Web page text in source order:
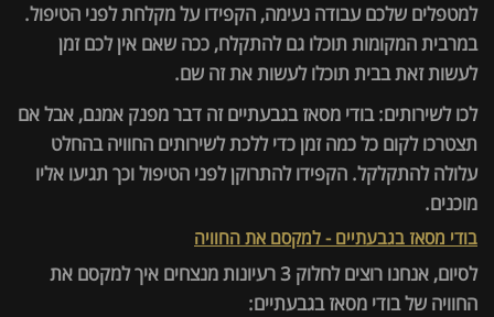
למטפלים שלכם עבודה נעימה, הקפידו על מקלחת לפני הטיפול.
במרבית המקומות תוכלו גם להתקלח, ככה שאם אין לכם זמן
לעשות זאת בבית תוכלו לעשות את זה שם.
לכו לשירותים: בודי מסאז בגבעתיים זה דבר מפנק אמנם, אבל אם
תצטרכו לקום כל כמה זמן כדי ללכת לשירותים החוויה בהחלט
עלולה להתקלקל. הקפידו להתרוקן לפני הטיפול וכך תגיעו אליו
מוכנים.
בודי מסאז בגבעתיים - למקסם את החוויה
לסיום, אנחנו רוצים לחלוק 3 רעיונות מנצחים איך למקסם את
החוויה של בודי מסאז בגבעתיים: